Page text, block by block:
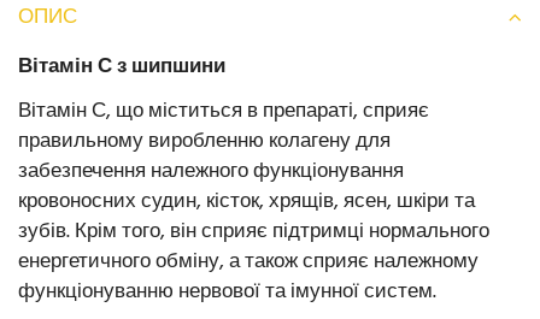
ОПИС
Вітамін С з шипшини
Вітамін С, що міститься в препараті, сприяє
правильному виробленню колагену для
забезпечення належного функціонування
кровоносних судин, кісток, хрящів, ясен, шкіри та
зубів. Крім того, він сприяє підтримці нормального
енергетичного обміну, а також сприяє належному
функціонуванню нервової та імунної систем.